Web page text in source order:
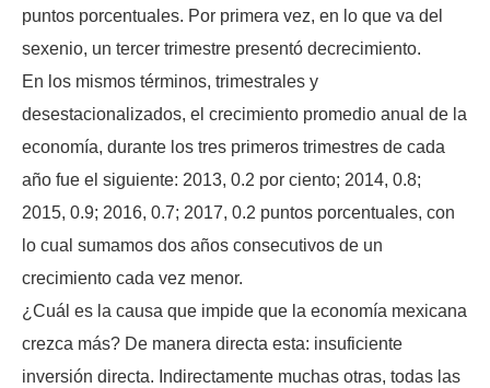
puntos porcentuales. Por primera vez, en lo que va del
sexenio, un tercer trimestre presentó decrecimiento.
En los mismos términos, trimestrales y
desestacionalizados, el crecimiento promedio anual de la
economía, durante los tres primeros trimestres de cada
año fue el siguiente: 2013, 0.2 por ciento; 2014, 0.8;
2015, 0.9; 2016, 0.7; 2017, 0.2 puntos porcentuales, con
lo cual sumamos dos años consecutivos de un
crecimiento cada vez menor.
¿Cuál es la causa que impide que la economía mexicana
crezca más? De manera directa esta: insuficiente
inversión directa. Indirectamente muchas otras, todas las